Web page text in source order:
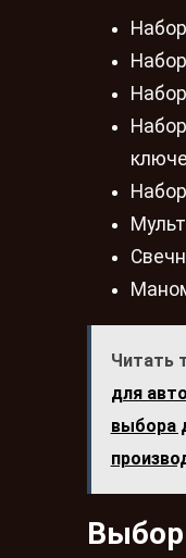
Читать
для
выбора
Выбор